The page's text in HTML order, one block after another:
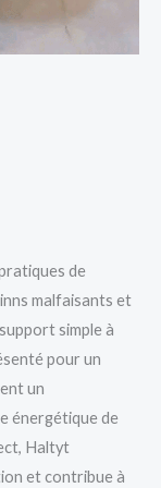
de
malfaisants et
simple à
pour un
un
énergétique de
Haltyt
et contribue à